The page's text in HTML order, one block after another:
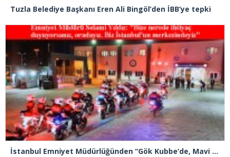
Tuzla Belediye Başkanı Eren Ali Bingöl’den İBB’ye tepki
İstanbul Emniyet Müdürlüğünden “Gök Kubbe’de, Mavi Vatan’da, Şanlı Topraklarda: İstanbul Emniyeti Her Yerde” paylaşımı